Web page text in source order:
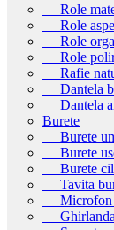
Role
Role
Role
Role
Rafie
Dantela
Dantela
Burete
Burete
Burete
Burete
Tavita
Microfon
Ghirlanda